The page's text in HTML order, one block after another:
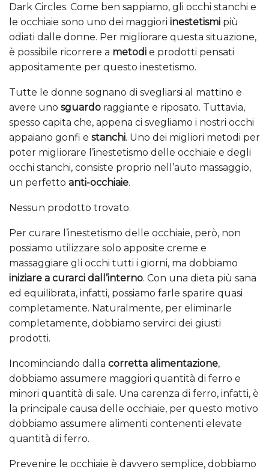
Dark Circles. Come ben sappiamo, gli occhi stanchi e
le occhiaie sono uno dei maggiori inestetismi più
odiati dalle donne. Per migliorare questa situazione,
è possibile ricorrere a metodi e prodotti pensati
appositamente per questo inestetismo.
Tutte le donne sognano di svegliarsi al mattino e
avere uno sguardo raggiante e riposato. Tuttavia,
spesso capita che, appena ci svegliamo i nostri occhi
appaiano gonfi e stanchi. Uno dei migliori metodi per
poter migliorare l’inestetismo delle occhiaie e degli
occhi stanchi, consiste proprio nell’auto massaggio,
un perfetto anti-occhiaie.
Nessun prodotto trovato.
Per curare l’inestetismo delle occhiaie, però, non
possiamo utilizzare solo apposite creme e
massaggiare gli occhi tutti i giorni, ma dobbiamo
iniziare a curarci dall’interno. Con una dieta più sana
ed equilibrata, infatti, possiamo farle sparire quasi
completamente. Naturalmente, per eliminarle
completamente, dobbiamo servirci dei giusti
prodotti.
Incominciando dalla corretta alimentazione,
dobbiamo assumere maggiori quantità di ferro e
minori quantità di sale. Una carenza di ferro, infatti, è
la principale causa delle occhiaie, per questo motivo
dobbiamo assumere alimenti contenenti elevate
quantità di ferro.
Prevenire le occhiaie è davvero semplice, dobbiamo